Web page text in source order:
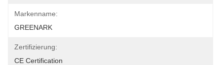
Markenname:
GREENARK
Zertifizierung:
CE Certification